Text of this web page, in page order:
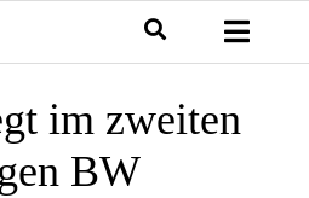
im zweiten
BW